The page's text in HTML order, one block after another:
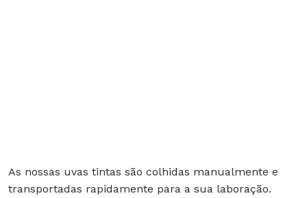
As nossas uvas tintas são colhidas manualmente e
transportadas rapidamente para a sua laboração.